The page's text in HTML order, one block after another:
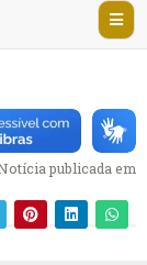
publicada em